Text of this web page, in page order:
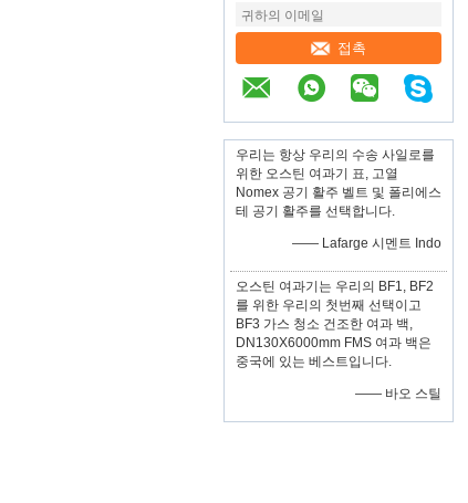
접촉
우리는 항상 우리의 수송 사일로를
위한 오스틴 여과기 표, 고열
Nomex 공기 활주 벨트 및 폴리에스
테 공기 활주를 선택합니다.
—— Lafarge 시멘트 Indo
오스틴 여과기는 우리의 BF1, BF2
를 위한 우리의 첫번째 선택이고
BF3 가스 청소 건조한 여과 백,
DN130X6000mm FMS 여과 백은
중국에 있는 베스트입니다.
—— 바오 스틸